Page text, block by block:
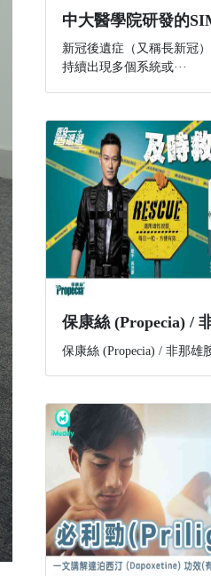
新冠後遺症（又稱長新冠
持續出現多個系統或···
保康絲 (Propecia) / 非那雄胺